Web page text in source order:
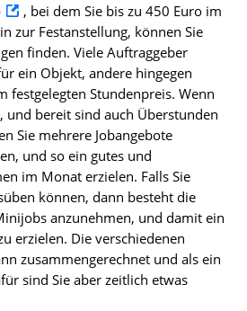
, bei dem Sie bis zu 450 Euro im
zur Festanstellung, können Sie
finden. Viele Auftraggeber
ein Objekt, andere hingegen
festgelegten Stundenpreis. Wenn
und bereit sind auch Überstunden
Sie mehrere Jobangebote
und so ein gutes und
im Monat erzielen. Falls Sie
können, dann besteht die
anzunehmen, und damit ein
erzielen. Die verschiedenen
zusammengerechnet und als ein
sind Sie aber zeitlich etwas